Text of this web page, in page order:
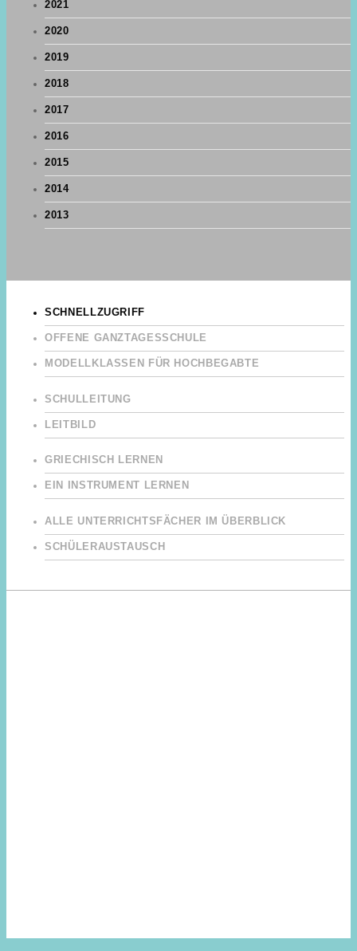
2021
2020
2019
2018
2017
2016
2015
2014
2013
SCHNELLZUGRIFF
OFFENE GANZTAGESSCHULE
MODELLKLASSEN FÜR HOCHBEGABTE
SCHULLEITUNG
LEITBILD
GRIECHISCH LERNEN
EIN INSTRUMENT LERNEN
ALLE UNTERRICHTSFÄCHER IM ÜBERBLICK
SCHÜLERAUSTAUSCH